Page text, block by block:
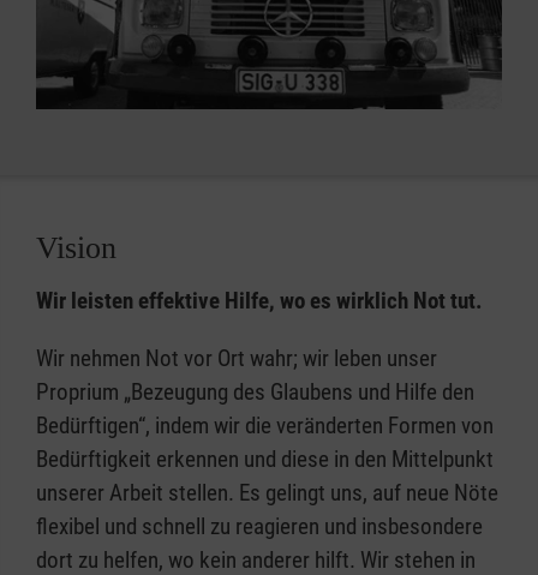
Vision
Wir leisten effektive Hilfe, wo es wirklich Not tut.
Wir nehmen Not vor Ort wahr; wir leben unser
Proprium „Bezeugung des Glaubens und Hilfe den
Bedürftigen“, indem wir die veränderten Formen von
Bedürftigkeit erkennen und diese in den Mittelpunkt
unserer Arbeit stellen. Es gelingt uns, auf neue Nöte
flexibel und schnell zu reagieren und insbesondere
dort zu helfen, wo kein anderer hilft. Wir stehen in